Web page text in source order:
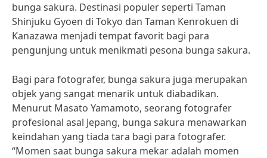
bunga sakura. Destinasi populer seperti Taman
Shinjuku Gyoen di Tokyo dan Taman Kenrokuen di
Kanazawa menjadi tempat favorit bagi para
pengunjung untuk menikmati pesona bunga sakura.
Bagi para fotografer, bunga sakura juga merupakan
objek yang sangat menarik untuk diabadikan.
Menurut Masato Yamamoto, seorang fotografer
profesional asal Jepang, bunga sakura menawarkan
keindahan yang tiada tara bagi para fotografer.
“Momen saat bunga sakura mekar adalah momen